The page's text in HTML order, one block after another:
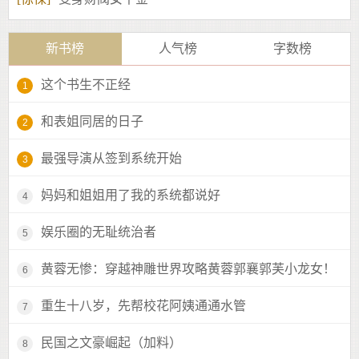
新书榜 人气榜 字数榜
1 这个书生不正经
2 和表姐同居的日子
3 最强导演从签到系统开始
4 妈妈和姐姐用了我的系统都说好
5 娱乐圈的无耻统治者
6 黄蓉无惨：穿越神雕世界攻略黄蓉郭襄郭芙小龙女！
7 重生十八岁，先帮校花阿姨通通水管
8 民国之文豪崛起（加料）